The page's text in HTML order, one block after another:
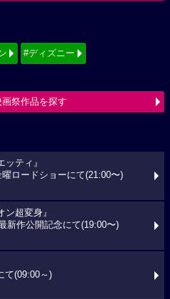
#ディズニー
祭作品を探す
ッティ』
ロードショーにて(21:00〜)
ン超変身』
新作公開記念にて(19:00〜)
て(09:00～)